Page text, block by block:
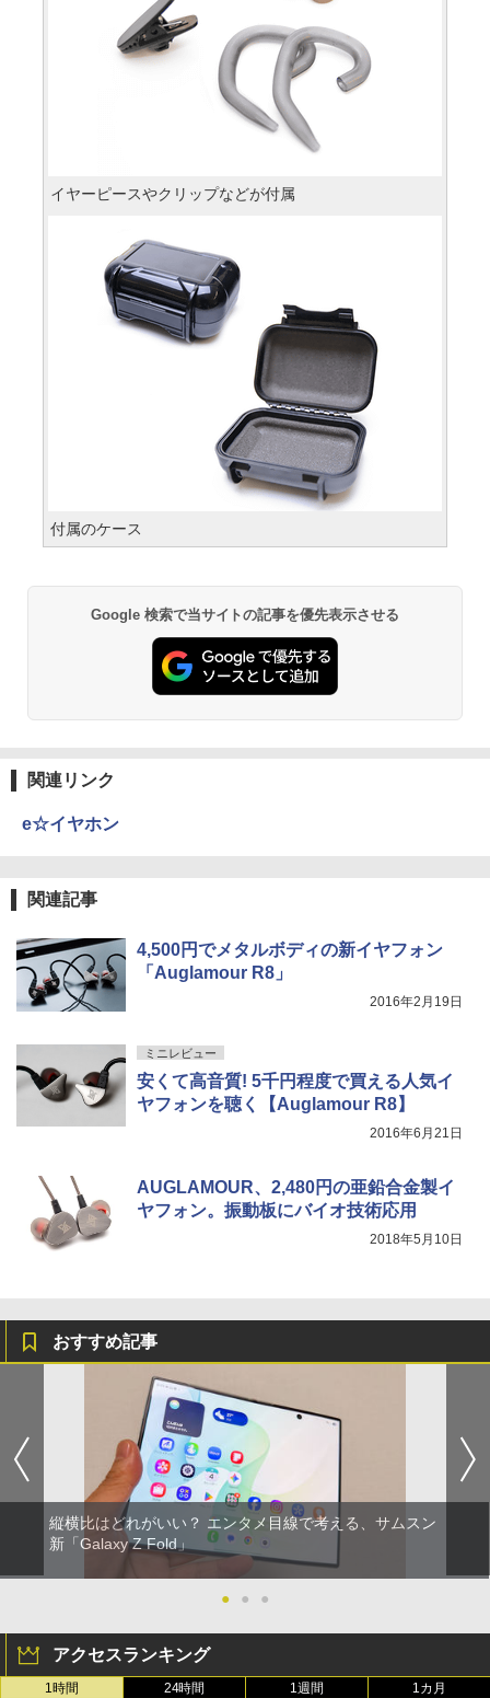
イヤーピースやクリップなどが付属
付属のケース
Google 検索で当サイトの記事を優先表示させる
関連リンク
e☆イヤホン
関連記事
4,500円でメタルボディの新イヤフォン
「Auglamour R8」
2016年2月19日
ミニレビュー
安くて高音質! 5千円程度で買える人気イ
ヤフォンを聴く【Auglamour R8】
2016年6月21日
AUGLAMOUR、2,480円の亜鉛合金製イ
ヤフォン。振動板にバイオ技術応用
2018年5月10日
おすすめ記事
縦横比はどれがいい？ エンタメ目線で考える、サムスン
新「Galaxy Z Fold」
● ● ●
アクセスランキング
1時間 24時間 1週間 1カ月